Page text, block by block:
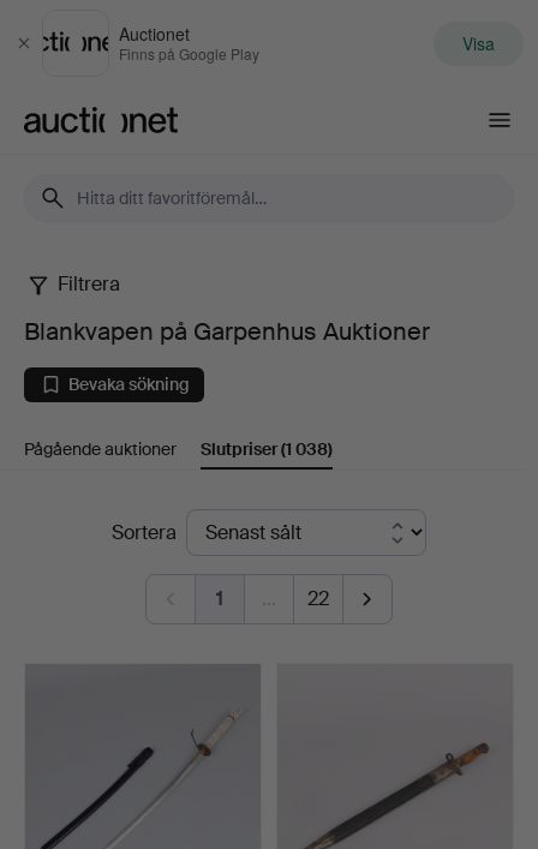
Stäng
Auctionet
Finns på Google Play Visa
Blankvapen
på
Garpenhus
Auktioner
Filtrera
Blankvapen på Garpenhus Auktioner
Bevaka sökning
Pågående auktioner Slutpriser(1 038)
SlutpriserSortera
1 … 22